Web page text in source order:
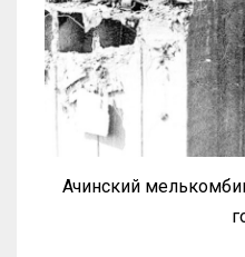
Ачинский